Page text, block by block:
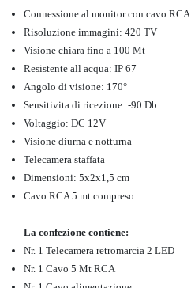
Connessione al monitor con cavo RCA
Risoluzione immagini: 420 TV
Visione chiara fino a 100 Mt
Resistente all acqua: IP 67
Angolo di visione: 170°
Sensitivita di ricezione: -90 Db
Voltaggio: DC 12V
Visione diurna e notturna
Telecamera staffata
Dimensioni: 5x2x1,5 cm
Cavo RCA 5 mt compreso
La confezione contiene:
Nr. 1 Telecamera retromarcia 2 LED
Nr. 1 Cavo 5 Mt RCA